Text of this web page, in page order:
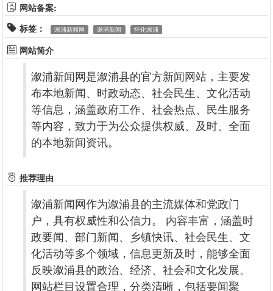
网站备案:
标签：
溆浦新闻网 溆浦新闻 怀化溆浦
网站简介
溆浦新闻网是溆浦县的官方新闻网站，主要发
布本地新闻、时政动态、社会民生、文化活动
等信息，涵盖政府工作、社会热点、民生服务
等内容，致力于为公众提供权威、及时、全面
的本地新闻资讯。
推荐理由
溆浦新闻网作为溆浦县的主流媒体和党政门
户，具有权威性和公信力。 内容丰富，涵盖时
政要闻、部门新闻、乡镇快讯、社会民生、文
化活动等多个领域，信息更新及时，能够全面
反映溆浦县的政治、经济、社会和文化发展。
网站栏目设置合理，分类清晰，包括要闻聚